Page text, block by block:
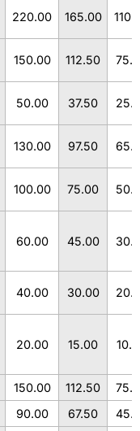
220.00 165.00
150.00 112.50
50.00 37.50
130.00 97.50
100.00 75.00
60.00 45.00
40.00 30.00
20.00 15.00
150.00 112.50
90.00 67.50